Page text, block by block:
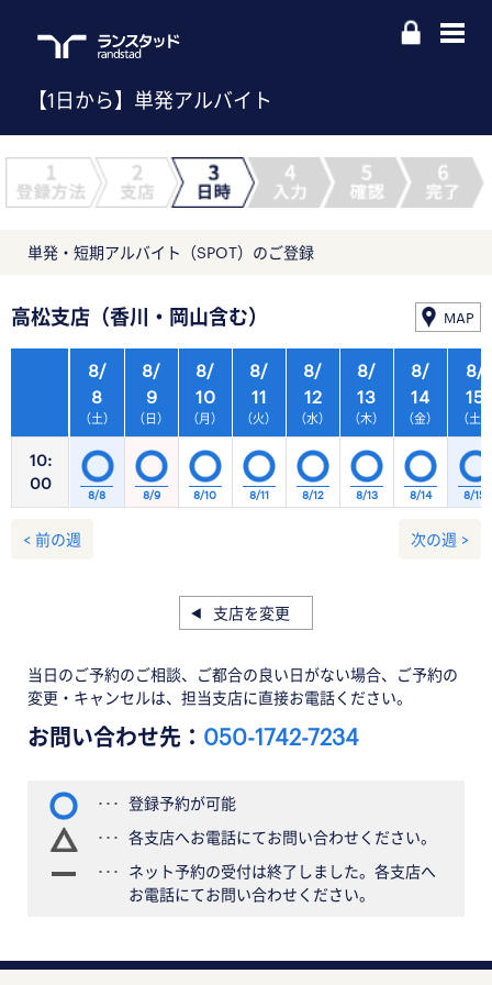
【1日から】単発アルバイト
単発・短期アルバイト（SPOT）のご登録
高松支店（香川・岡山含む） MAP
10:
00
8/
8
（土）
8/
9
（日）
8/
10
（月）
8/
11
（火）
8/
12
（水）
8/
13
（木）
8/
14
（金）
8/8 8/9 8/10 8/11 8/12 8/13 8/14
8/
15
（土）
8/15
< 前の週 次の週 >
支店を変更
当日のご予約のご相談、ご都合の良い日がない場合、ご予約の
変更・キャンセルは、担当支店に直接お電話ください。
お問い合わせ先： 050-1742-7234
登録予約が可能
各支店へお電話にてお問い合わせください。
ネット予約の受付は終了しました。各支店へ
お電話にてお問い合わせください。